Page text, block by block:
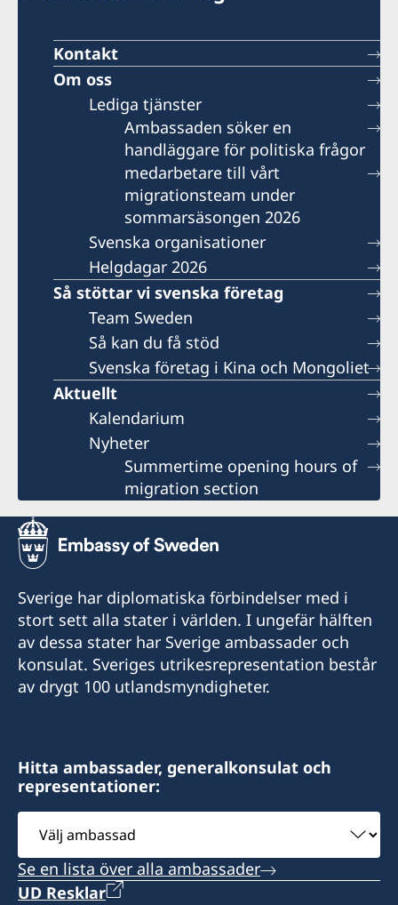
Kontakt
Om oss
Lediga tjänster
Ambassaden söker en
handläggare för politiska frågor
medarbetare till vårt
migrationsteam under
sommarsäsongen 2026
Svenska organisationer
Helgdagar 2026
Så stöttar vi svenska företag
Team Sweden
Så kan du få stöd
Svenska företag i Kina och Mongoliet
Aktuellt
Kalendarium
Nyheter
Summertime opening hours of
migration section
Sverige har diplomatiska förbindelser med i
stort sett alla stater i världen. I ungefär hälften
av dessa stater har Sverige ambassader och
konsulat. Sveriges utrikesrepresentation består
av drygt 100 utlandsmyndigheter.
Hitta ambassader, generalkonsulat och
representationer:
Välj
ambassad
Se en lista över alla ambassader
UD Resklar